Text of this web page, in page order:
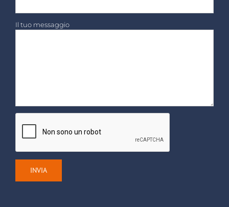
Il tuo messaggio